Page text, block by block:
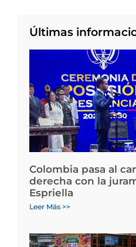
Últimas
Colombia pasa al
derecha con la
Espriella
Leer Más >>